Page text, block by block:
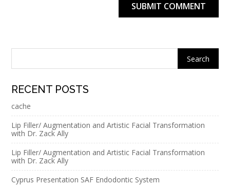
SUBMIT COMMENT
RECENT POSTS
cache
Lip Filler/ Augmentation and Artistic Facial Transformation
with Dr. Zack Ally
Lip Filler/ Augmentation and Artistic Facial Transformation
with Dr. Zack Ally
Cyprus Presentation SAF Endodontic System